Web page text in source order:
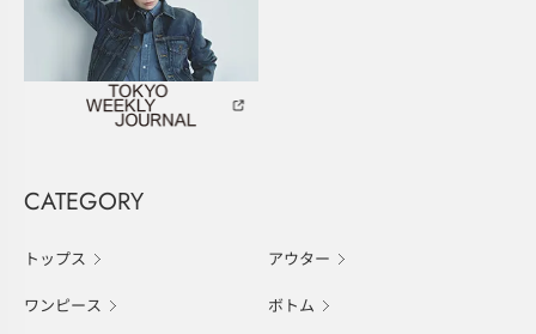
CATEGORY
トップス アウター
ワンピース ボトム